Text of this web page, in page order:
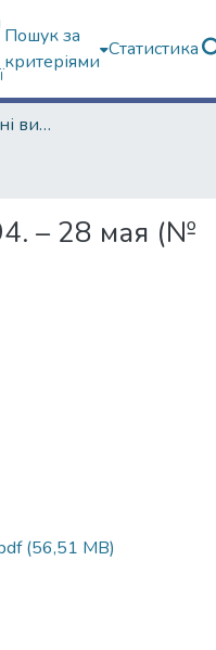
Пошук за
критеріями
Статистика
Харківські періодичні видання
– 28 мая (№
(56,51 MB)